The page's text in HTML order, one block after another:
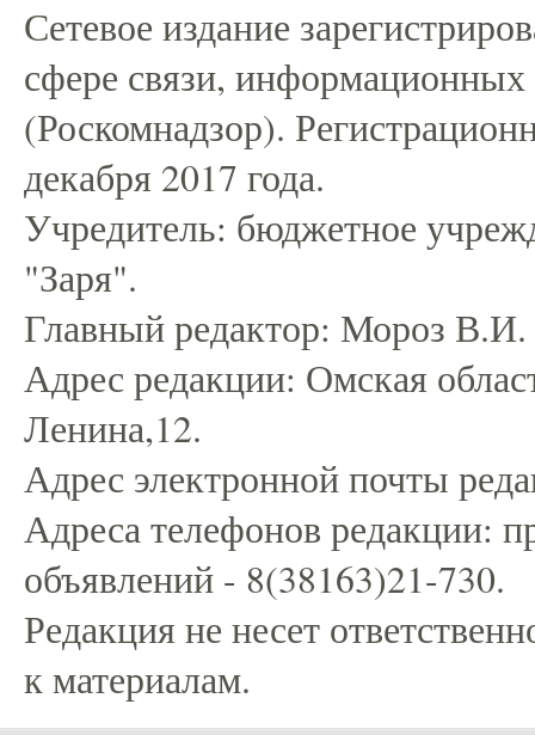
Сетевое издание
сфере связи,
(Роскомнадзор).
декабря 2017 года.
Учредитель: бюджетное
"Заря".
Главный редактор: Мороз В.И.
Адрес редакции: Омская
Ленина,12.
Адрес электронной почты
Адреса телефонов редакции:
объявлений - 8(38163)21-730.
Редакция не несет
к материалам.